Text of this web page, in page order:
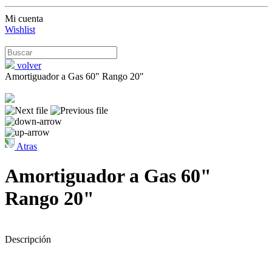
Mi cuenta
Wishlist
volver
Amortiguador a Gas 60" Rango 20"
Atras
Amortiguador a Gas 60"
Rango 20"
Descripción